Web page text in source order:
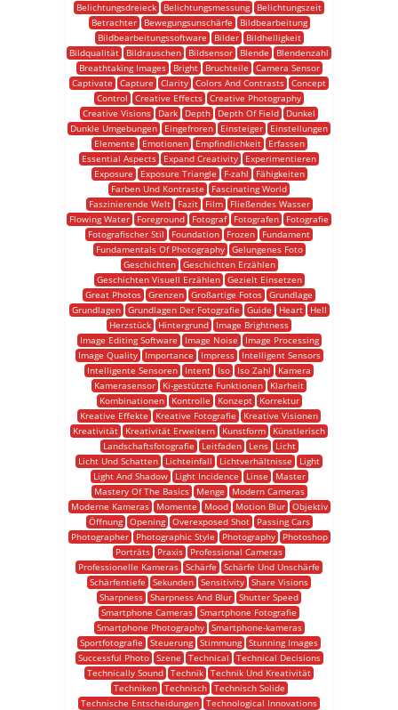
Belichtungsdreieck
Belichtungsmessung
Belichtungszeit
Betrachter
Bewegungsunschärfe
Bildbearbeitung
Bildbearbeitungssoftware
Bilder
Bildhelligkeit
Bildqualität
Bildrauschen Bildsensor Blende
Blendenzahl
Breathtaking Images
Bright Bruchteile
Camera Sensor
Captivate
Capture Clarity Colors And Contrasts Concept
Control
Creative Effects Creative Photography
Creative Visions
Dark Depth Depth Of Field
Dunkel
Dunkle Umgebungen
Eingefroren Einsteiger
Einstellungen
Elemente
Emotionen Empfindlichkeit
Erfassen
Essential Aspects
Expand Creativity
Experimentieren
Exposure
Exposure Triangle F-zahl
Fähigkeiten
Farben Und Kontraste
Fascinating World
Faszinierende Welt
Fazit Film
Fließendes Wasser
Flowing Water
Foreground Fotograf Fotografen
Fotografie
Fotografischer Stil
Foundation Frozen
Fundament
Fundamentals Of Photography
Gelungenes Foto
Geschichten
Geschichten Erzählen
Geschichten Visuell Erzählen
Gezielt Einsetzen
Great Photos Grenzen Großartige Fotos Grundlage
Grundlagen
Grundlagen Der Fotografie Guide Heart
Hell
Herzstück
Hintergrund
Image Brightness
Image Editing Software
Image Noise
Image Processing
Image Quality
Importance Impress
Intelligent Sensors
Intelligente Sensoren
Intent Iso Iso Zahl
Kamera
Kamerasensor
Ki-gestützte Funktionen
Klarheit
Kombinationen
Kontrolle Konzept
Korrektur
Kreative Effekte
Kreative Fotografie
Kreative Visionen
Kreativität
Kreativität Erweitern Kunstform
Künstlerisch
Landschaftsfotografie
Leitfaden Lens
Licht
Licht Und Schatten
Lichteinfall Lichtverhältnisse
Light
Light And Shadow
Light Incidence Linse
Master
Mastery Of The Basics
Menge
Modern Cameras
Moderne Kameras
Momente Mood Motion Blur
Objektiv
Öffnung
Opening Overexposed Shot
Passing Cars
Photographer
Photographic Style Photography
Photoshop
Porträts
Praxis
Professional Cameras
Professionelle Kameras Schärfe
Schärfe Und Unschärfe
Schärfentiefe
Sekunden Sensitivity Share Visions
Sharpness Sharpness And Blur Shutter Speed
Smartphone Cameras Smartphone Fotografie
Smartphone Photography
Smartphone-kameras
Sportfotografie
Steuerung Stimmung Stunning Images
Successful Photo
Szene Technical
Technical Decisions
Technically Sound Technik Technik Und Kreativität
Techniken
Technisch
Technisch Solide
Technische Entscheidungen Technological Innovations